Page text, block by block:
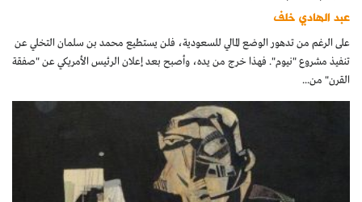
عبد الهادي خلف
على الرغم من تدهور الوضع المالي للسعودية، فلن يستطيع محمد بن سلمان التخلي عن
تنفيذ مشروع "نيوم". فهذا خرج من يده، وأصبح بعد إعلان الرئيس الأمريكي عن "صفقة
القرن" من...